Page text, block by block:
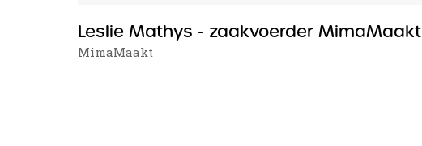
Leslie Mathys - zaakvoerder MimaMaakt
MimaMaakt